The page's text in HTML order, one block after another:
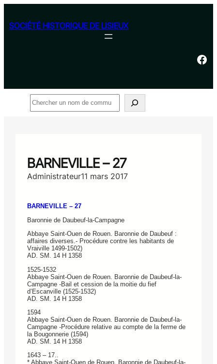
contenu
SOCIÉTÉ HISTORIQUE DE LISIEUX
Facebook
Rechercher
BARNEVILLE – 27
Administrateur11 mars 2017
BARNEVILLE – 27
Baronnie de Daubeuf-la-Campagne
Abbaye Saint-Ouen de Rouen. Baronnie de Daubeuf :
affaires diverses.- Procédure contre les habitants de
Vraiville 1499-1502)
AD. SM. 14 H 1358
1525-1532
Abbaye Saint-Ouen de Rouen. Baronnie de Daubeuf-la-
Campagne -Bail et cession de la moitie du fief
d’Escanville (1525-1532)
AD. SM. 14 H 1358
1594
Abbaye Saint-Ouen de Rouen. Baronnie de Daubeuf-la-
Campagne -Procédure relative au compte de la ferme de
la Bougonnerie (1594)
AD. SM. 14 H 1358
1643 – 17..
* Abbaye Saint-Ouen de Rouen. Baronnie de Daubeuf-la-